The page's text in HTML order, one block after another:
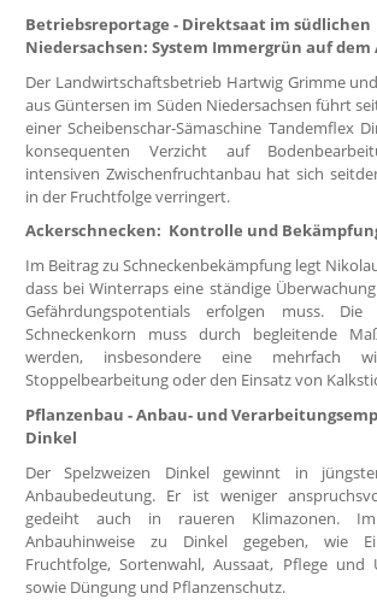
Betriebsreportage - Direktsaat im südlichen
Niedersachsen: System Immergrün auf dem
Der Landwirtschaftsbetrieb Hartwig Grimme
aus Güntersen im Süden Niedersachsen führt
einer Scheibenschar-Sämaschine Tandemflex
konsequenten Verzicht auf
intensiven Zwischenfruchtanbau hat sich
in der Fruchtfolge verringert.
Ackerschnecken: Kontrolle und
Im Beitrag zu Schneckenbekämpfung legt
dass bei Winterraps eine ständige
Gefährdungspotentials erfolgen muss. Die
Schneckenkorn muss durch begleitende
werden, insbesondere eine mehrfach
Stoppelbearbeitung oder den Einsatz von
Pflanzenbau - Anbau- und
Dinkel
Der Spelzweizen Dinkel gewinnt in
Anbaubedeutung. Er ist weniger
gedeiht auch in raueren Klimazonen.
Anbauhinweise zu Dinkel gegeben, wie
Fruchtfolge, Sortenwahl, Aussaat, Pflege und
sowie Düngung und Pflanzenschutz.